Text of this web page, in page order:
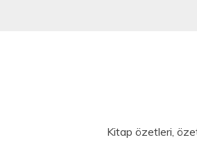
Kitap özetleri,